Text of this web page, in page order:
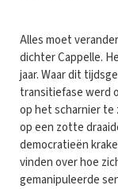
Alles moet
dichter Cappelle.
jaar. Waar dit
transitiefase werd
op het scharnier
op een zotte
democratieën
vinden over hoe
gemanipuleerde